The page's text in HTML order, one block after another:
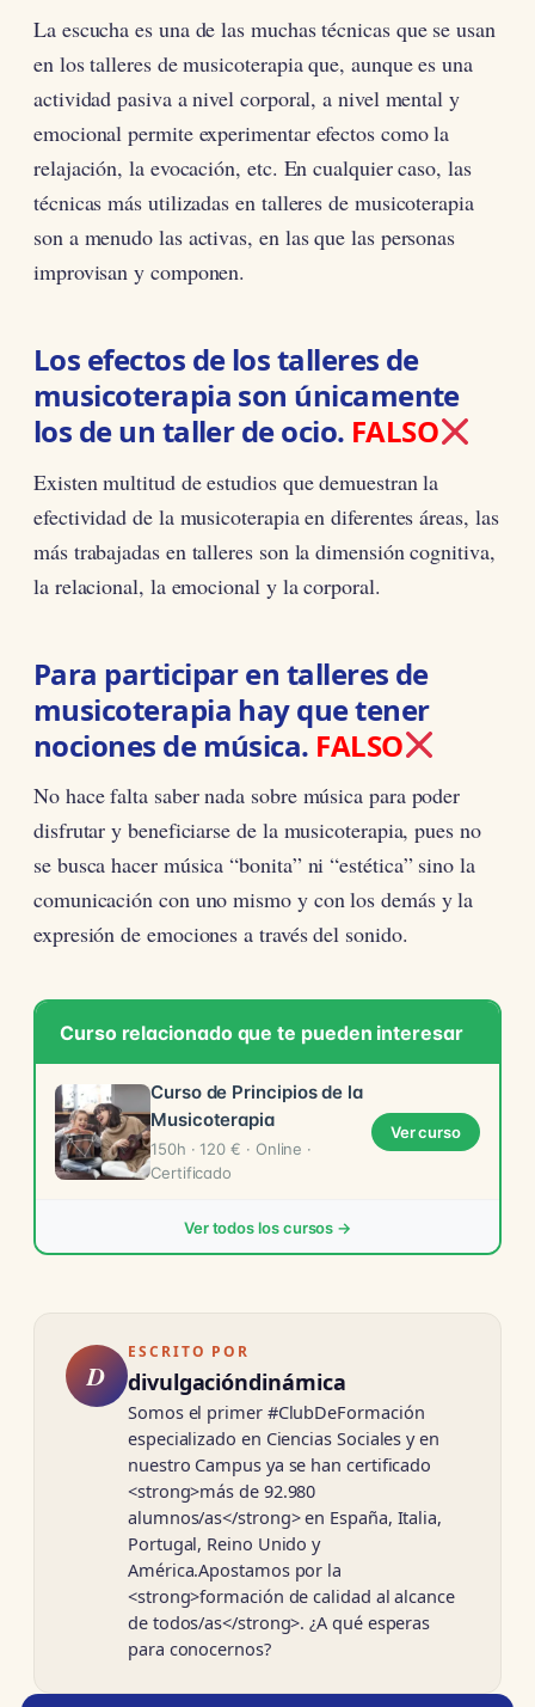
La escucha es una de las muchas técnicas que se usan
en los talleres de musicoterapia que, aunque es una
actividad pasiva a nivel corporal, a nivel mental y
emocional permite experimentar efectos como la
relajación, la evocación, etc. En cualquier caso, las
técnicas más utilizadas en talleres de musicoterapia
son a menudo las activas, en las que las personas
improvisan y componen.
Los efectos de los talleres de
musicoterapia son únicamente
los de un taller de ocio. FALSO
Existen multitud de estudios que demuestran la
efectividad de la musicoterapia en diferentes áreas, las
más trabajadas en talleres son la dimensión cognitiva,
la relacional, la emocional y la corporal.
Para participar en talleres de
musicoterapia hay que tener
nociones de música. FALSO
No hace falta saber nada sobre música para poder
disfrutar y beneficiarse de la musicoterapia, pues no
se busca hacer música “bonita” ni “estética” sino la
comunicación con uno mismo y con los demás y la
expresión de emociones a través del sonido.
Curso relacionado que te pueden interesar
Curso de Principios de la
Musicoterapia
150h · 120 € · Online ·
Certificado
Ver curso
Ver todos los cursos →
D
ESCRITO POR
divulgacióndinámica
Somos el primer #ClubDeFormación
especializado en Ciencias Sociales y en
nuestro Campus ya se han certificado
<strong>más de 92.980
alumnos/as</strong> en España, Italia,
Portugal, Reino Unido y
América.Apostamos por la
<strong>formación de calidad al alcance
de todos/as</strong>. ¿A qué esperas
para conocernos?